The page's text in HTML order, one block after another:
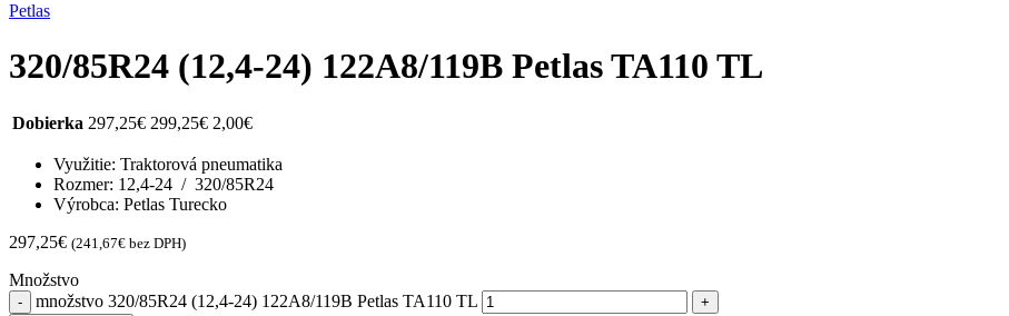
Petlas
320/85R24 (12,4-24) 122A8/119B Petlas TA110 TL
Dobierka 297,25€ 299,25€ 2,00€
Využitie: Traktorová pneumatika
Rozmer: 12,4-24 / 320/85R24
Výrobca: Petlas Turecko
297,25€ (241,67€ bez DPH)
Množstvo
množstvo 320/85R24 (12,4-24) 122A8/119B Petlas TA110 TL